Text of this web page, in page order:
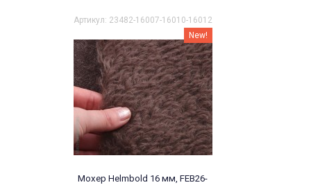
Артикул: 23482-16007-16010-16012
New!
Мохер Helmbold 16 мм, FEB26-